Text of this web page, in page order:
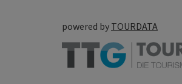
powered by TOURDATA